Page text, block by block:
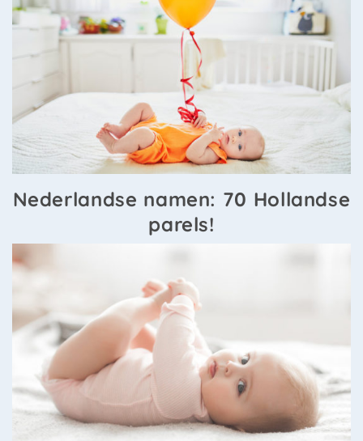
Nederlandse namen: 70 Hollandse
parels!